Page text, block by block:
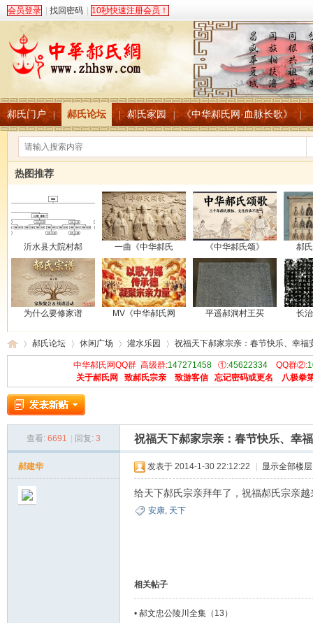
会员登录 找回密码 10秒快速注册会员！
郝氏门户 | 郝氏论坛 郝氏家园 《中华郝氏网·血脉长歌》
热图推荐
沂水县大院村郝 一曲《中华郝氏 《中华郝氏颂》 郝
为什么要修家谱 MV《中华郝氏网 平遥郝洞村王买 长
中 »
郝氏论坛
›
休闲广场 灌水乐园 祝福天下郝家宗亲：春节快乐、幸福
中华郝氏网QQ群 高级群:147271458①:45622334QQ群②:
关于郝氏网
致郝氏宗亲 致游客信 忘记密码或更名 八极拳
查看: 6691 回复: 3 祝福天下郝家宗亲：春节快乐、幸
郝建华 发表于 2014-1-30 22:12:22 显示全部楼层
给天下郝氏宗亲拜年了，祝福郝氏宗亲越
安康, 天下
相关帖子
• 郝文忠公陵川全集（13）